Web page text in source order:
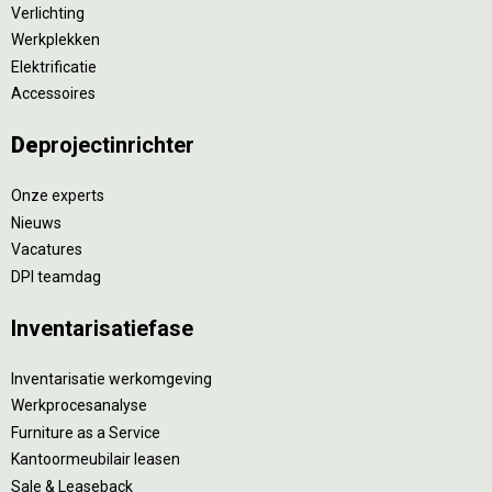
Verlichting
Werkplekken
Elektrificatie
Accessoires
Deprojectinrichter
Onze experts
Nieuws
Vacatures
DPI teamdag
Inventarisatiefase
Inventarisatie werkomgeving
Werkprocesanalyse
Furniture as a Service
Kantoormeubilair leasen
Sale & Leaseback